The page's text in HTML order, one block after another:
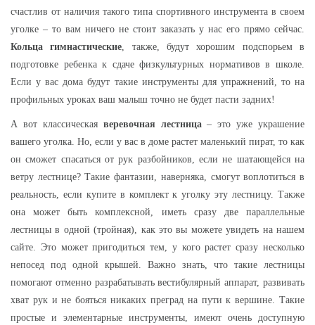
счастлив от наличия такого типа спортивного инструмента в своем
уголке – то вам ничего не стоит заказать у нас его прямо сейчас.
Кольца гимнастические, также, будут хорошим подспорьем в
подготовке ребенка к сдаче физкультурных нормативов в школе.
Если у вас дома будут такие инструменты для упражнений, то на
профильных уроках ваш малыш точно не будет пасти задних!
А вот классическая веревочная лестница– это уже украшение
вашего уголка. Но, если у вас в доме растет маленький пират, то как
он сможет спасаться от рук разбойников, если не шатающейся на
ветру лестнице? Такие фантазии, наверняка, смогут воплотиться в
реальность, если купите в комплект к уголку эту лестницу. Также
она может быть комплексной, иметь сразу две параллельные
лестницы в одной (тройная), как это вы можете увидеть на нашем
сайте. Это может пригодиться тем, у кого растет сразу несколько
непосед под одной крышей. Важно знать, что такие лестницы
помогают отменно разрабатывать вестибулярный аппарат, развивать
хват рук и не бояться никаких преград на пути к вершине. Такие
простые и элементарные инструменты, имеют очень доступную